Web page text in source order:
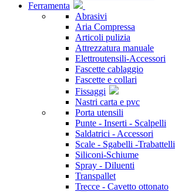
Ferramenta
Abrasivi
Aria Compressa
Articoli pulizia
Attrezzatura manuale
Elettroutensili-Accessori
Fascette cablaggio
Fascette e collari
Fissaggi
Nastri carta e pvc
Porta utensili
Punte - Inserti - Scalpelli
Saldatrici - Accessori
Scale - Sgabelli -Trabattelli
Siliconi-Schiume
Spray - Diluenti
Transpallet
Trecce - Cavetto ottonato